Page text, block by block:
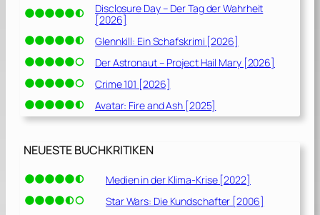
Disclosure Day – Der Tag der Wahrheit
[2026]
Glennkill: Ein Schafskrimi [2026]
Der Astronaut – Project Hail Mary [2026]
Crime 101 [2026]
Avatar: Fire and Ash [2025]
NEUESTE BUCHKRITIKEN
Medien in der Klima-Krise [2022]
Star Wars: Die Kundschafter [2006]